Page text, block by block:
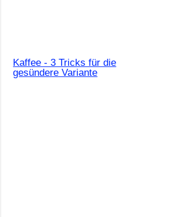
Kaffee - 3 Tricks für die
gesündere Variante